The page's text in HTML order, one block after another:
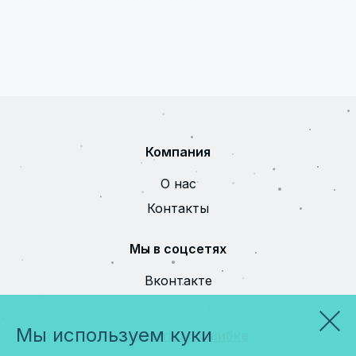
Компания
О нас
Контакты
Мы в соцсетях
Вконтакте
Сообщить об ошибке
Мы используем куки